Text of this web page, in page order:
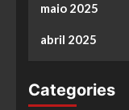
maio 2025
abril 2025
Categories